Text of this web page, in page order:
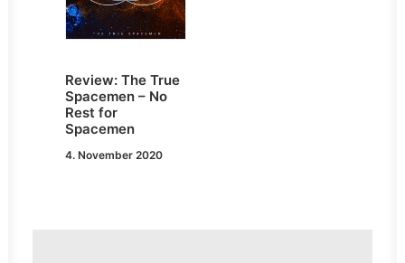
Review: The True
Spacemen – No
Rest for
Spacemen
4. November 2020